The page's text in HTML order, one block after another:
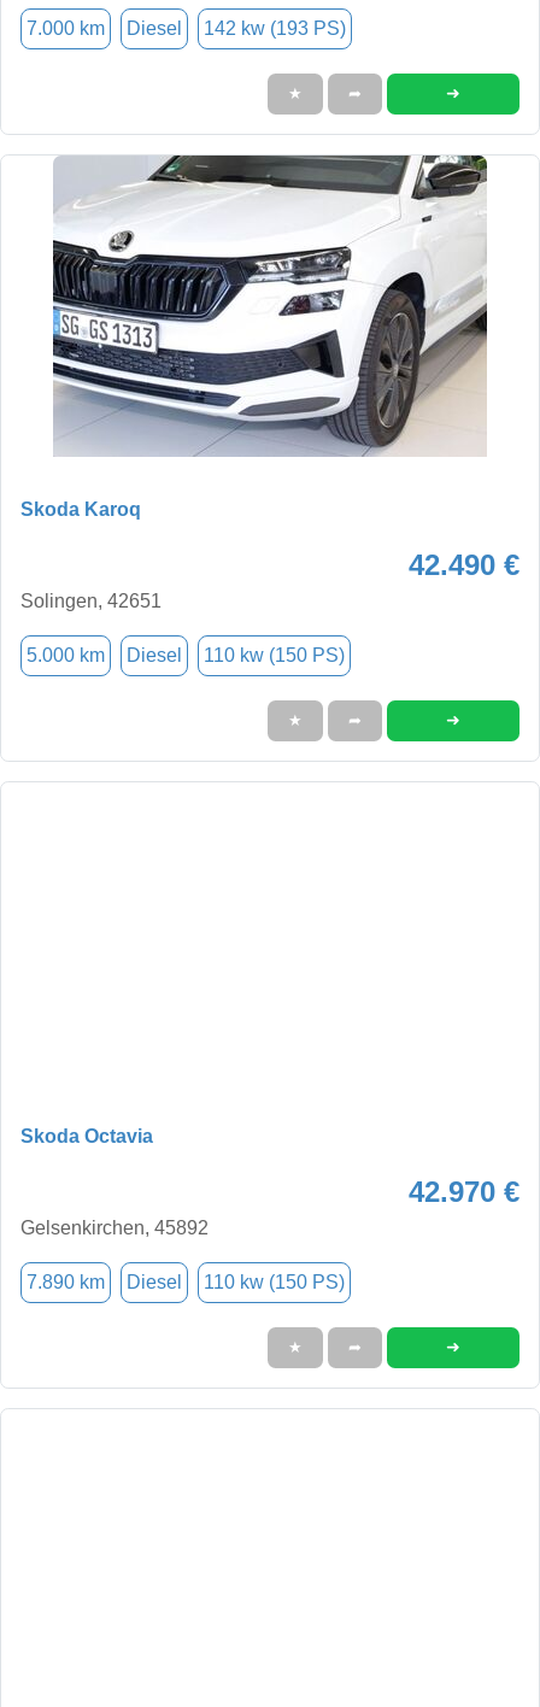
7.000 km Diesel 142 kw (193 PS)
★ ➦ ➜
Skoda Karoq
42.490 €
Solingen, 42651
5.000 km Diesel 110 kw (150 PS)
★ ➦ ➜
Skoda Octavia
42.970 €
Gelsenkirchen, 45892
7.890 km Diesel 110 kw (150 PS)
★ ➦ ➜